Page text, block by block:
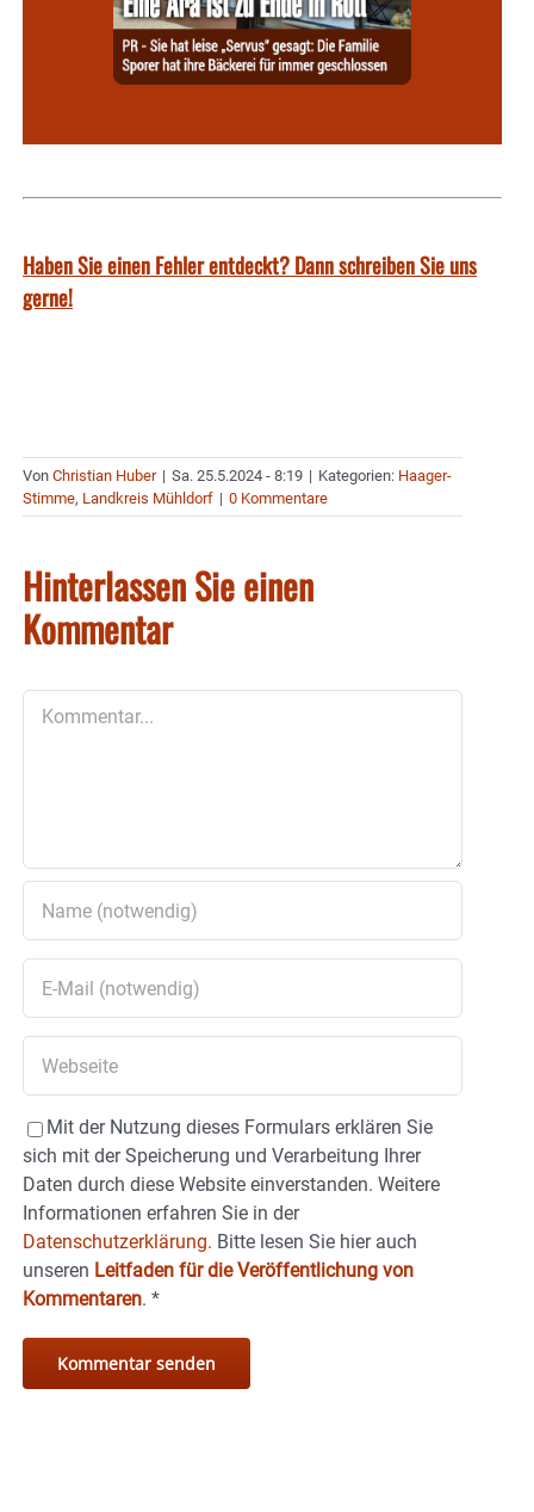
Haben Sie einen Fehler entdeckt? Dann schreiben Sie uns
gerne!
Von Christian Huber | Sa. 25.5.2024 - 8:19 | Kategorien: Haager-
Stimme, Landkreis Mühldorf | 0 Kommentare
Hinterlassen Sie einen
Kommentar
Mit der Nutzung dieses Formulars erklären Sie
sich mit der Speicherung und Verarbeitung Ihrer
Daten durch diese Website einverstanden. Weitere
Informationen erfahren Sie in der
Datenschutzerklärung. Bitte lesen Sie hier auch
unseren Leitfaden für die Veröffentlichung von
Kommentaren. *